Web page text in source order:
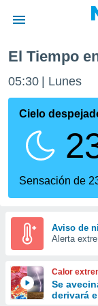
de
por
se
calidad.
a este
las
y
forma
digital
basada
El Tiempo
05:30 Lunes
Cielo
Sensación de
Aviso de
Alerta
Calor
Se
derivará